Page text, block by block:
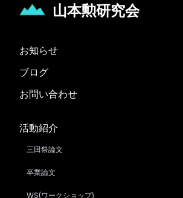
山本勲研究会
お知らせ
ブログ
お問い合わせ
活動紹介
三田祭論文
卒業論文
WS(ワークショップ)